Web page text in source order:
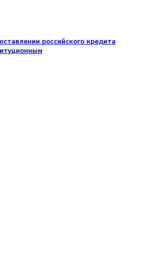
российского кредита